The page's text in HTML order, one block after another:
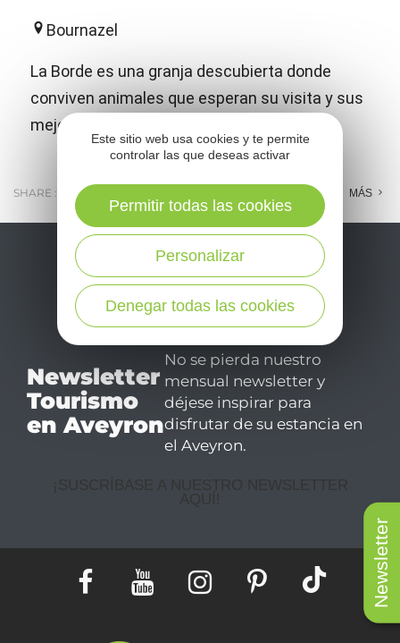
Newsletter
Bournazel
La Borde es una granja descubierta donde
conviven animales que esperan su visita y sus
mejores atenciones.
SHARE : FACEBOOK MÁS
Newsletter
Tourismo
en Aveyron
No se pierda nuestro
mensual newsletter y
déjese inspirar para
disfrutar de su estancia en
el Aveyron.
¡SUSCRÍBASE A NUESTRO NEWSLETTER
AQUÍ!
Este sitio web usa cookies y te permite
controlar las que deseas activar
Denegar todas las cookies
Personalizar
Permitir todas las cookies